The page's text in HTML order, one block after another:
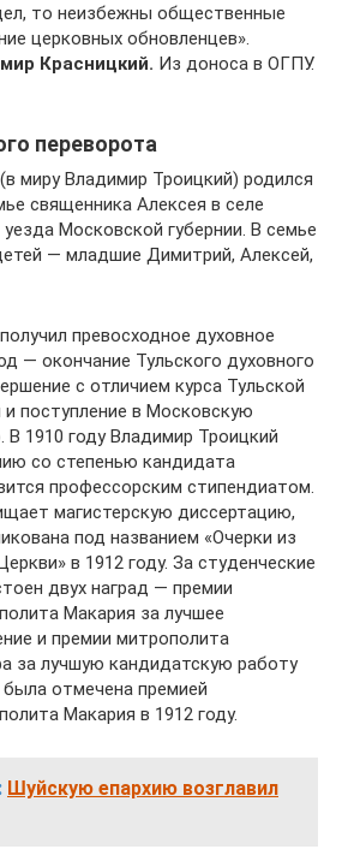
то неизбежны общественные
церковных обновленцев».
Красницкий. Из доноса в ОГПУ.
переворота
миру Владимир Троицкий) родился
священника Алексея в селе
Московской губернии. В семье
— младшие Димитрий, Алексей,
превосходное духовное
— окончание Тульского духовного
с отличием курса Тульской
и поступление в Московскую
1910 году Владимир Троицкий
со степенью кандидата
профессорским стипендиатом.
магистерскую диссертацию,
под названием «Очерки из
в 1912 году. За студенческие
двух наград — премии
Макария за лучшее
и премии митрополита
за лучшую кандидатскую работу
отмечена премией
Макария в 1912 году.
Шуйскую епархию возглавил